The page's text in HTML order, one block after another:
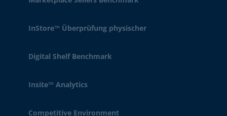
InStore™ Überprüfung physischer
Digital Shelf Benchmark
Insite™ Analytics
Competitive Environment